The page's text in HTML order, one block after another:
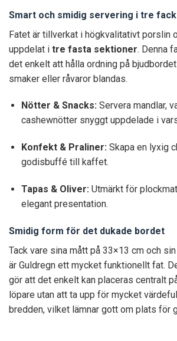
Smart och smidig servering i tre fack
Fatet är tillverkat i högkvalitativt porslin
uppdelat i tre fasta sektioner. Denna
det enkelt att hålla ordning på
smaker eller råvaror blandas.
Nötter & Snacks:Servera mandlar,
cashewnötter snyggt uppdelade i
Konfekt & Praliner:Skapa en lyxig
godisbuffé till kaffet.
Tapas & Oliver:Utmärkt för
elegant presentation.
Smidig form för det dukade bordet
Tack vare sina mått på 33×13 cm och
är Guldregn ett mycket funktionellt fat.
gör att det enkelt kan placeras centralt
löpare utan att ta upp för mycket
bredden, vilket lämnar gott om plats för